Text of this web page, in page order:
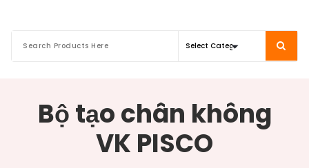
Bộ tạo chân không
VK PISCO